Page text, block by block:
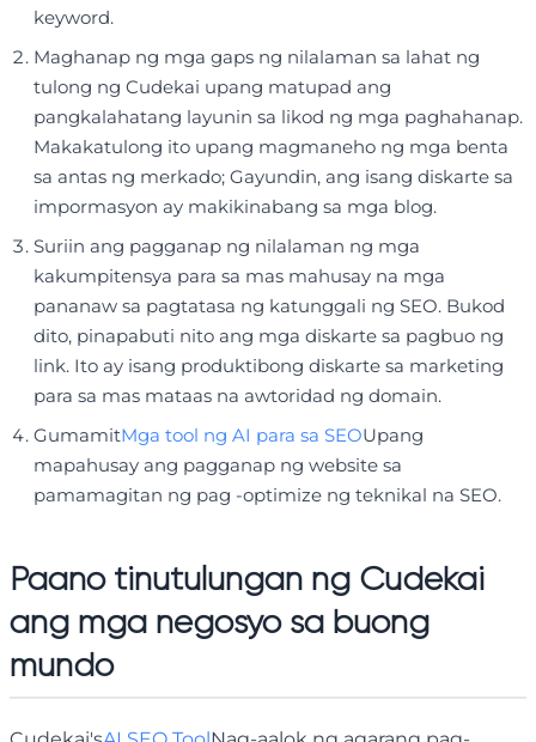
keyword.
Maghanap ng mga gaps ng nilalaman sa lahat ng
tulong ng Cudekai upang matupad ang
pangkalahatang layunin sa likod ng mga paghahanap.
Makakatulong ito upang magmaneho ng mga benta
sa antas ng merkado; Gayundin, ang isang diskarte sa
impormasyon ay makikinabang sa mga blog.
Suriin ang pagganap ng nilalaman ng mga
kakumpitensya para sa mas mahusay na mga
pananaw sa pagtatasa ng katunggali ng SEO. Bukod
dito, pinapabuti nito ang mga diskarte sa pagbuo ng
link. Ito ay isang produktibong diskarte sa marketing
para sa mas mataas na awtoridad ng domain.
GumamitMga tool ng AI para sa SEOUpang
mapahusay ang pagganap ng website sa
pamamagitan ng pag -optimize ng teknikal na SEO.
Paano tinutulungan ng Cudekai
ang mga negosyo sa buong
mundo